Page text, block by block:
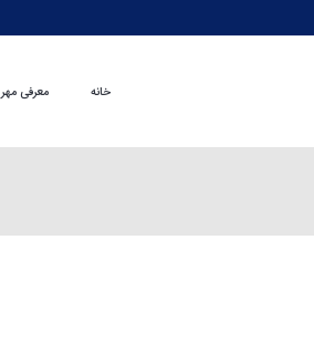
معرفی مهر خانه